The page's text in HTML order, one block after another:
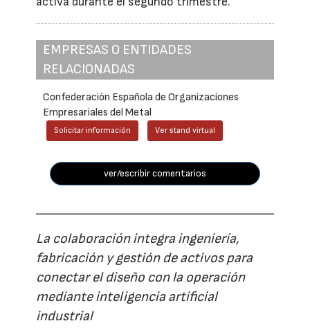
EMPRESAS O ENTIDADES
RELACIONADAS
Confederación Española de Organizaciones
Empresariales del Metal
Solicitar información Ver stand virtual
ver/escribir comentarios
La colaboración integra ingeniería,
fabricación y gestión de activos para
conectar el diseño con la operación
mediante inteligencia artificial
industrial